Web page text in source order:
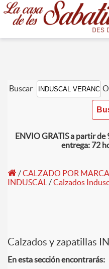
Buscar
ENVIO GRATIS a partir
entrega: 72
/CALZADO POR
INDUSCAL
/Calzados
Calzados y zapatillas
En esta sección encontrarás: